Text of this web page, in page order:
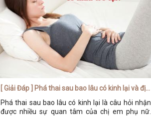
[ Giải Đáp ] Phá thai sau bao lâu có kinh lại và địa chỉ đình chỉ uy tín
Phá thai sau bao lâu có kinh lại là câu hỏi nhận
được nhiều sự quan tâm của chị em phụ nữ.